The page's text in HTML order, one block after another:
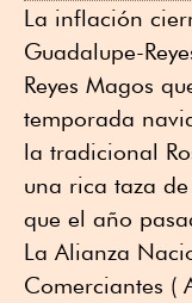
La inflación
Guadalupe-
Reyes Magos
temporada
la tradicional
una rica taza
que el año
La Alianza
Comerciantes (